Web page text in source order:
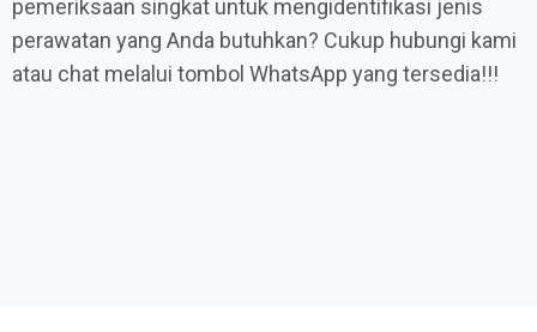
pemeriksaan singkat untuk mengidentifikasi jenis
perawatan yang Anda butuhkan? Cukup hubungi kami
atau chat melalui tombol WhatsApp yang tersedia!!!